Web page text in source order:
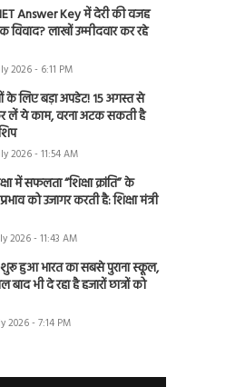
Answer Key में देरी की वजह
विवाद? लाखों उम्मीदवार कर रहे
2026 - 6:11 PM
के लिए बड़ा अपडेट! 15 अगस्त से
लें ये काम, वरना अटक सकती है
2026 - 11:54 AM
में सफलता “शिक्षा क्रांति” के
को उजागर करती है: शिक्षा मंत्री
2026 - 11:43 AM
शुरू हुआ भारत का सबसे पुराना स्कूल,
बाद भी दे रहा है हजारों छात्रों को
2026 - 7:14 PM